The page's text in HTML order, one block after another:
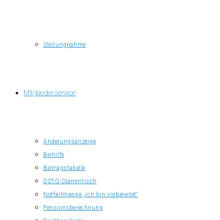
Stellungnahme
Mitgliederservice
Änderungsanzeige
Beihilfe
Beitragstabelle
DSTG-Stammtisch
Notfallmappe „ich bin vorbereitet“
Pensionsberechnung